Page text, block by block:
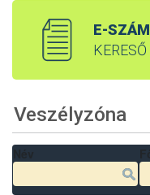
E-SZÁM
KERESŐ
Veszélyzóna